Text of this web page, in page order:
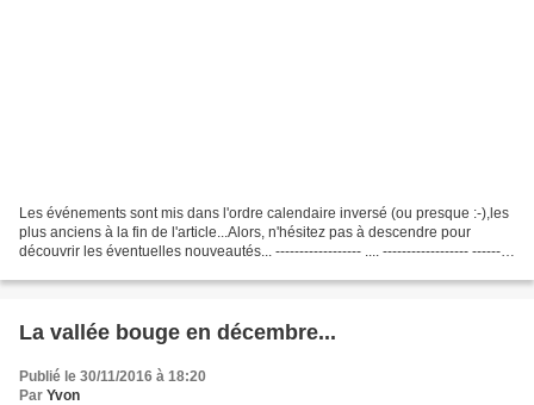
Les événements sont mis dans l'ordre calendaire inversé (ou presque :-),les
plus anciens à la fin de l'article...Alors, n'hésitez pas à descendre pour
découvrir les éventuelles nouveautés... ------------------ .... ------------------ ---------
La vallée bouge en décembre...
Publié le 30/11/2016 à 18:20
Par Yvon